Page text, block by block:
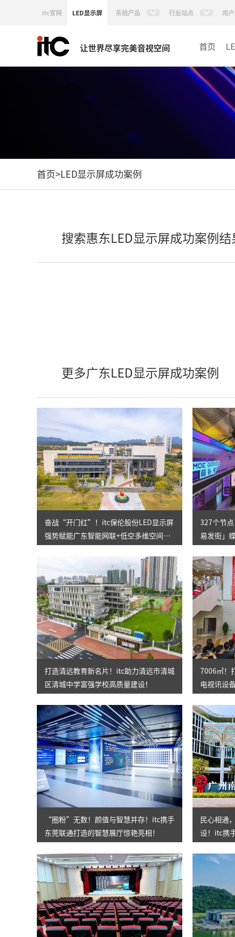
itc官网 LED显示屏 系统产品 行业站点 用
让世界尽享完美音视空间 首页
首页>LED显示屏成功案例
搜索惠东LED显示屏成功案例结
更多广东LED显示屏成功案例
奋战“开门红”！itc保伦股份LED显示屏
强势赋能广东智能网联+低空多维空间
327个节
易发街」
打造清远教育新名片！itc助力清远市清城
区清城中学富强学校高质量建设！
7006㎡！
电视讯设
“圈粉”无数！颜值与智慧并存！itc携手
东莞联通打造的智慧展厅惊艳亮相！
民心相通
设！itc携